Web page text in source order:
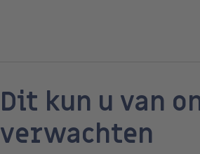
Dit kun u van
verwachten